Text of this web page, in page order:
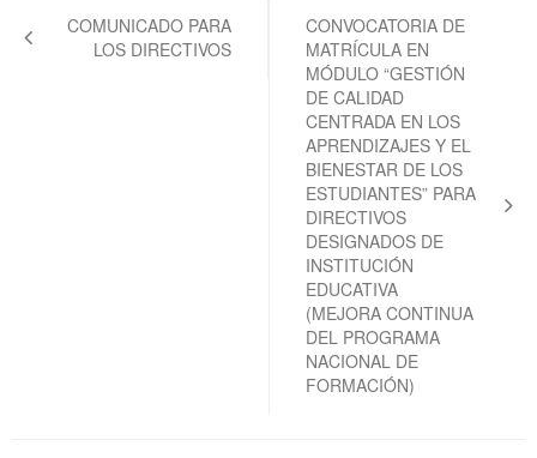
de
entradas
COMUNICADO PARA
LOS DIRECTIVOS
CONVOCATORIA DE
MATRÍCULA EN
MÓDULO “GESTIÓN
DE CALIDAD
CENTRADA EN LOS
APRENDIZAJES Y EL
BIENESTAR DE LOS
ESTUDIANTES” PARA
DIRECTIVOS
DESIGNADOS DE
INSTITUCIÓN
EDUCATIVA
(MEJORA CONTINUA
DEL PROGRAMA
NACIONAL DE
FORMACIÓN)